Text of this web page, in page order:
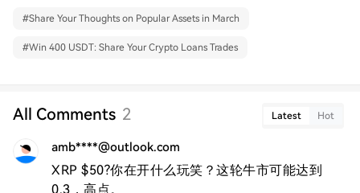
#Share Your Thoughts on Popular Assets in March
#Win 400 USDT: Share Your Crypto Loans Trades
All Comments 2 Latest Hot
amb****@outlook.com
XRP $50?你在开什么玩笑？这轮牛市可能达到
0.3，高点。